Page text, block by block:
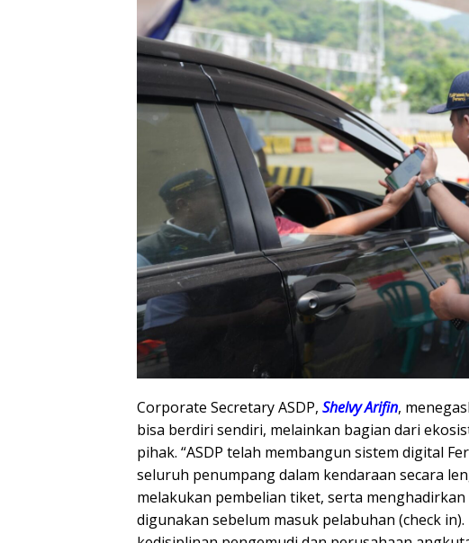
Corporate Secretary ASDP, Shelvy Arifin,
bisa berdiri sendiri, melainkan bagian dari
pihak. “ASDP telah membangun sistem digital
seluruh penumpang dalam kendaraan secara
melakukan pembelian tiket, serta
digunakan sebelum masuk pelabuhan (check